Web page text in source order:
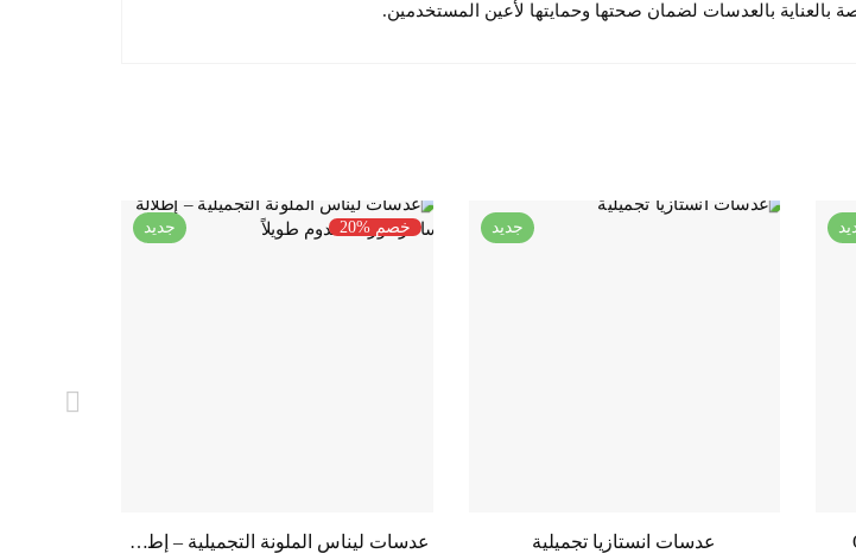
بالعناية بالعدسات لضمان صحتها وحمايتها لأعين المستخدمين.
جديد
عدسات انستازيا تجميلية
جديد خصم %20
عدسات ليناس الملونة التجميلية – إطلالة ساحرة وراحة تدوم طويلاً